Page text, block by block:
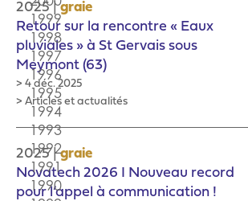
2025| graie
Retour sur la rencontre « Eaux
pluviales » à St Gervais sous
Meymont (63)
> 4 déc. 2025
> Articles et actualités
2025| graie
Novatech 2026 I Nouveau record
pour l’appel à communication !